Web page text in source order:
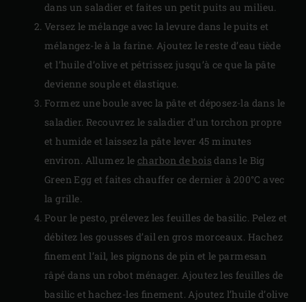
dans un saladier et faites un petit puits au milieu.
Versez le mélange avec la levure dans le puits et
mélangez-le à la farine. Ajoutez le reste d’eau tiède
et l’huile d’olive et pétrissez jusqu’à ce que la pâte
devienne souple et élastique.
Formez une boule avec la pâte et déposez-la dans le
saladier. Recouvrez le saladier d’un torchon propre
et humide et laissez la pâte lever 45 minutes
environ. Allumez lecharbon de bois dans le Big
Green Egg et faites chauffer ce dernier à 200°C avec
la grille.
Pour le pesto, prélevez les feuilles de basilic. Pelez et
débitez les gousses d’ail en gros morceaux. Hachez
finement l’ail, les pignons de pin et le parmesan
râpé dans un robot ménager. Ajoutez les feuilles de
basilic et hachez-les finement. Ajoutez l’huile d’olive